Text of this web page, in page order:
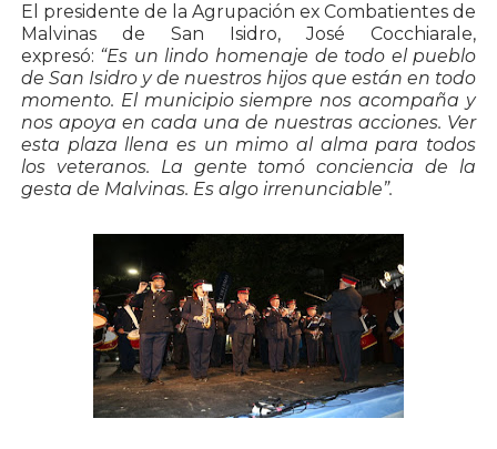
El presidente de la Agrupación ex Combatientes de
Malvinas de San Isidro, José Cocchiarale,
expresó: “Es un lindo homenaje de todo el pueblo
de San Isidro y de nuestros hijos que están en todo
momento. El municipio siempre nos acompaña y
nos apoya en cada una de nuestras acciones. Ver
esta plaza llena es un mimo al alma para todos
los veteranos. La gente tomó conciencia de la
gesta de Malvinas. Es algo irrenunciable”.